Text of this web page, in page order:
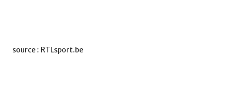
source : RTLsport.be